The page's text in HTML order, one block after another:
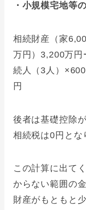
・小規模宅地等
相続財産（家
万円）3,200万円
続人（3人）
円
後者は基礎控除
相続税は0円とな
この計算に出て
からない範囲の
財産がもともと